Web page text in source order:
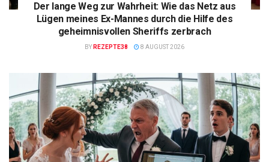
Der lange Weg zur Wahrheit: Wie das Netz aus
Lügen meines Ex-Mannes durch die Hilfe des
geheimnisvollen Sheriffs zerbrach
BY REZEPTE38 8 AUGUST 2026